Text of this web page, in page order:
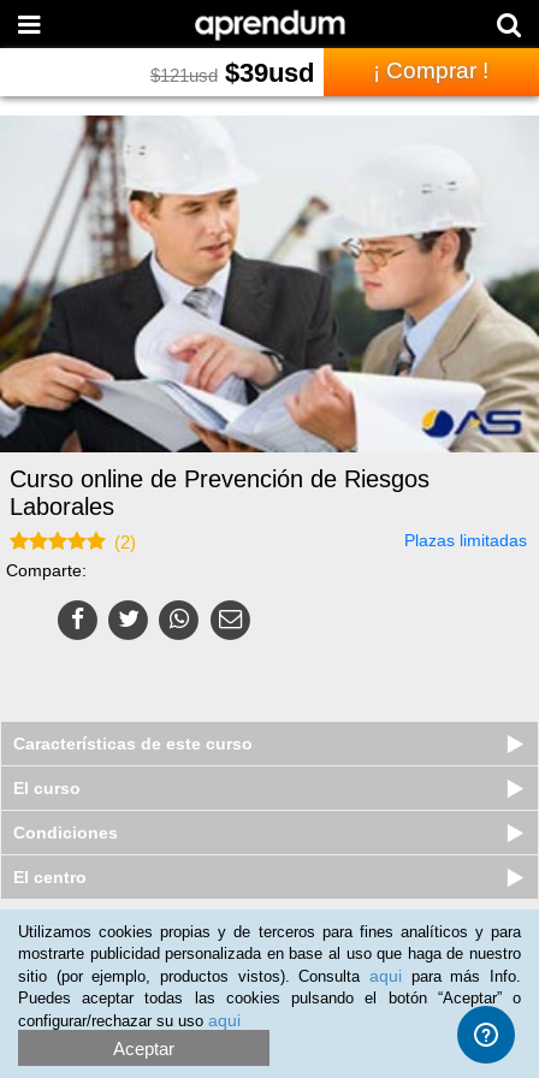
$121usd $39usd ¡ Comprar !
Curso online de Prevención de Riesgos
Laborales
(2)
Plazas limitadas
Comparte:
Características de este curso
El curso
Condiciones
El centro
Nuestros clientes opinan:
Francisco Montejo(09-05-2018)
excelente
Alex Loga(15-11-2013)
Utilizamos cookies propias y de terceros para fines analíticos y para
mostrarte publicidad personalizada en base al uso que haga de nuestro
sitio (por ejemplo, productos vistos). Consulta aqui para más Info.
Puedes aceptar todas las cookies pulsando el botón “Aceptar” o
configurar/rechazar su uso aqui
Aceptar